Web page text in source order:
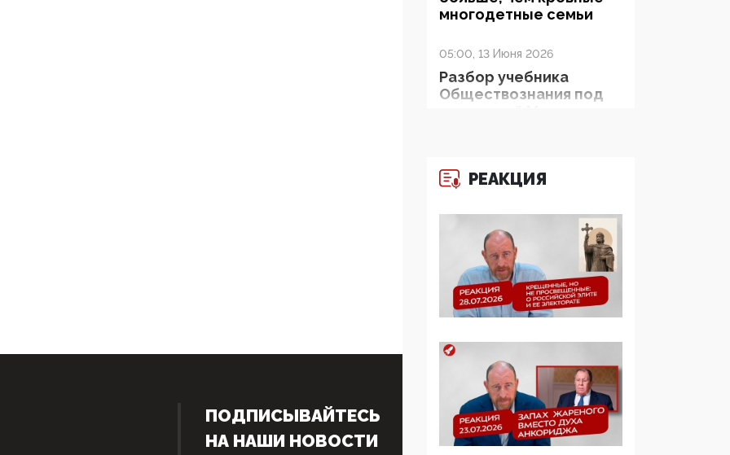
многодетные семьи
05:00, 13 Июня 2026
Разбор учебника
Обществознания под
двоемыслия
Прокуратура наконец
увидела
экстремистскую
деятельность ИИТО
ЮНЕСКО в России, но
продолжают
определять повестку в
образовании
09:43, 01 Июня 2026
5G за счет здоровья
РЕАКЦИЯ
ПОДПИСЫВАЙТЕСЬ
НА НАШИ НОВОСТИ